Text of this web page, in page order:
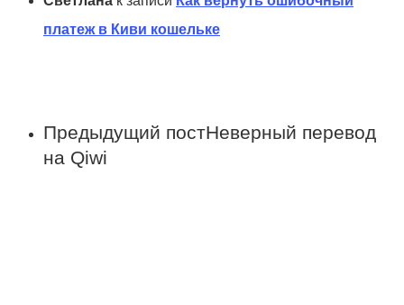
платеж в Киви кошельке
Предыдущий постНеверный перевод
на Qiwi